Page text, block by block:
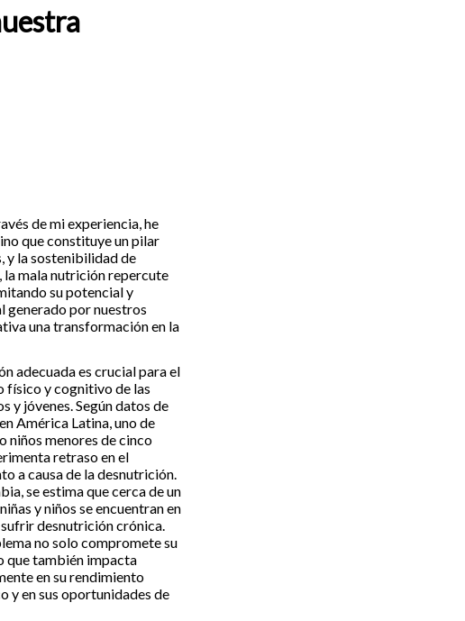
de mi experiencia, he
que constituye un pilar
y la sostenibilidad de
la mala nutrición repercute
su potencial y
generado por nuestros
una transformación en la
adecuada es crucial para el
físico y cognitivo de las
y jóvenes. Según datos de
América Latina, uno de
niños menores de cinco
retraso en el
a causa de la desnutrición.
se estima que cerca de un
y niños se encuentran en
desnutrición crónica.
no solo compromete su
que también impacta
en su rendimiento
y en sus oportunidades de